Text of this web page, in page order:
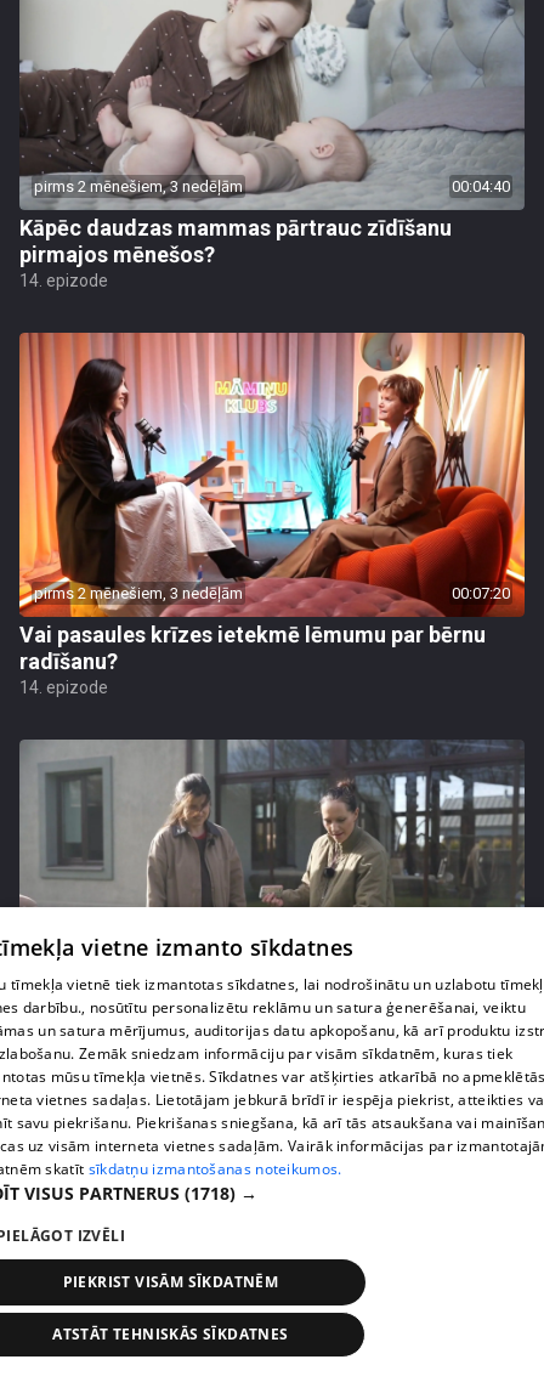
pirms 2 mēnešiem, 3 nedēļām 00:04:40
Kāpēc daudzas mammas pārtrauc zīdīšanu
pirmajos mēnešos?
14. epizode
pirms 2 mēnešiem, 3 nedēļām 00:07:20
Vai pasaules krīzes ietekmē lēmumu par bērnu
radīšanu?
14. epizode
pirms 3 mēnešiem 00:06:24
Grila sezonā lieliski iespējams ievērot veselīga
uztura principus
13. epizode
vietne izmanto sīkdatnes
tīmekļa vietnē tiek izmantotas sīkdatnes, lai nodrošinātu un uzlabotu
darbību., nosūtītu personalizētu reklāmu un satura ģenerēšanai, veiktu
un satura mērījumus, auditorijas datu apkopošanu, kā arī produktu
Zemāk sniedzam informāciju par visām sīkdatnēm, kuras tiek
mūsu tīmekļa vietnēs. Sīkdatnes var atšķirties atkarībā no
vietnes sadaļas. Lietotājam jebkurā brīdī ir iespēja piekrist, atteikties
savu piekrišanu. Piekrišanas sniegšana, kā arī tās atsaukšana vai
uz visām interneta vietnes sadaļām. Vairāk informācijas par
skatīt sīkdatņu izmantošanas noteikumos.
VISUS PARTNERUS (1718) →
IZVĒLI
PIEKRIST VISĀM SĪKDATNĒM
ATSTĀT TEHNISKĀS SĪKDATNES